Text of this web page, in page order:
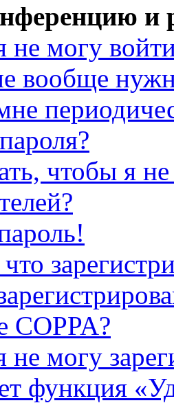
и
не могу
вообще
чтобы я
COPPA?
могу
функция